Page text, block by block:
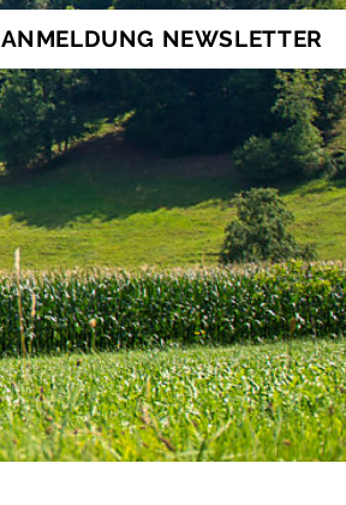
ANMELDUNG NEWSLETTER